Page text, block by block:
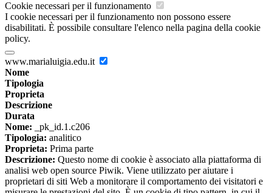
Cookie necessari per il funzionamento
I cookie necessari per il funzionamento non possono essere
disabilitati. È possibile consultare l'elenco nella pagina della cookie
policy.
www.marialuigia.edu.it
Nome
Tipologia
Proprieta
Descrizione
Durata
Nome: _pk_id.1.c206
Tipologia: analitico
Proprieta: Prima parte
Descrizione: Questo nome di cookie è associato alla piattaforma di
analisi web open source Piwik. Viene utilizzato per aiutare i
proprietari di siti Web a monitorare il comportamento dei visitatori e